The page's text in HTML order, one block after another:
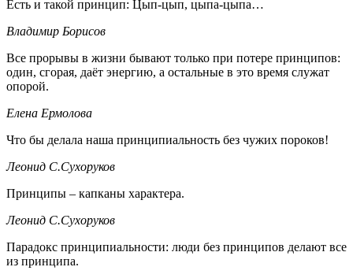
Есть и такой принцип: Цып-цып, цыпа-цыпа…
Владимир Борисов
Все прорывы в жизни бывают только при потере принципов:
один, сгорая, даёт энергию, а остальные в это время служат
опорой.
Елена Ермолова
Что бы делала наша принципиальность без чужих пороков!
Леонид С.Сухоруков
Принципы – капканы характера.
Леонид С.Сухоруков
Парадокс принципиальности: люди без принципов делают все
из принципа.